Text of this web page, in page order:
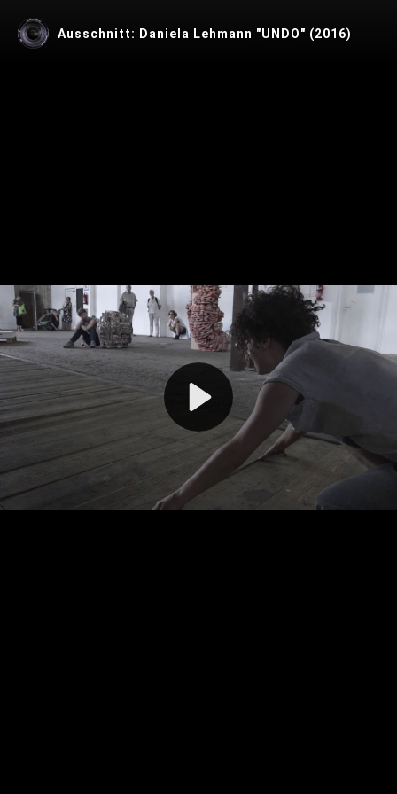
Play
Video
Ausschnitt: Daniela Lehmann "UNDO" (2016)